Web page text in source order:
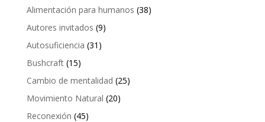
Alimentación para humanos (38)
Autores invitados (9)
Autosuficiencia (31)
Bushcraft(15)
Cambio de mentalidad (25)
Movimiento Natural (20)
Reconexión (45)